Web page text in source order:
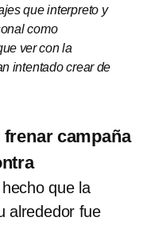
que interpreto y
como
ver con la
intentado crear de
campaña
que la
alrededor fue